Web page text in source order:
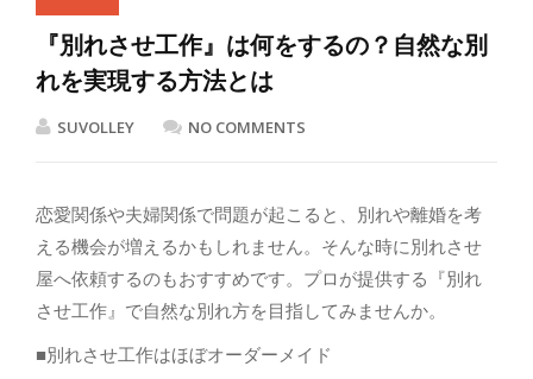
『別れさせ工作』は何をするの？自然な別
れを実現する方法とは
SUVOLLEY NO COMMENTS
恋愛関係や夫婦関係で問題が起こると、別れや離婚を考
える機会が増えるかもしれません。そんな時に別れさせ
屋へ依頼するのもおすすめです。プロが提供する『別れ
させ工作』で自然な別れ方を目指してみませんか。
■別れさせ工作はほぼオーダーメイド